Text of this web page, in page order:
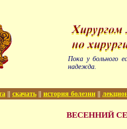
Пока у больного
надежда.
|| скачать|| история болезни||
ВЕСЕННИЙ